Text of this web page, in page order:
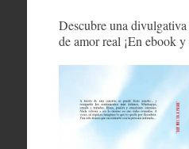
Descubre una
de amor real ¡En ebook